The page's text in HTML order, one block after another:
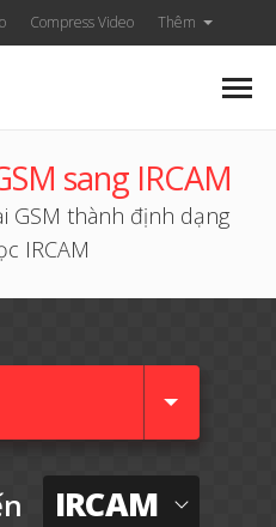
Compress Video Thêm
sang IRCAM
GSM thành định dạng
IRCAM
IRCAM